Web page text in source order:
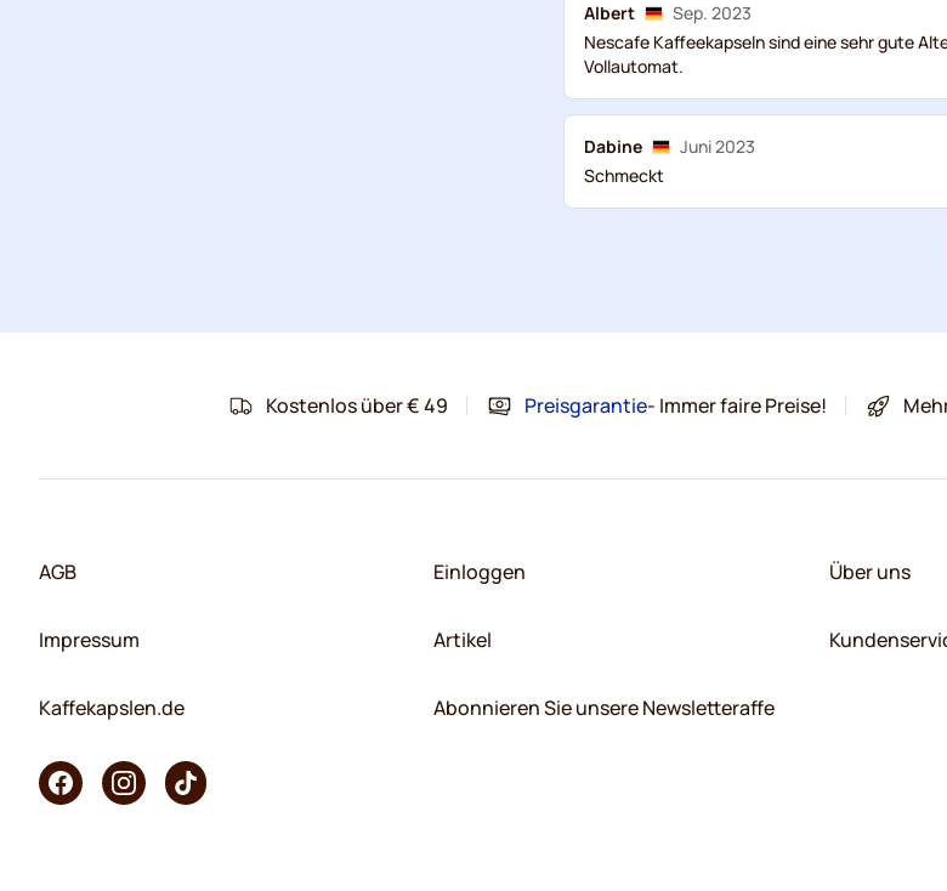
Albert
Sep. 2023
Nescafe Kaffeekapseln sind eine sehr gute
Vollautomat.
Dabine
Juni 2023
Schmeckt
Kostenlos über € 49 Preisgarantie- Immer faire Preise!
AGB
Impressum
Kaffekapslen.de
Einloggen
Artikel
Abonnieren Sie unsere Newsletteraffe
Über uns